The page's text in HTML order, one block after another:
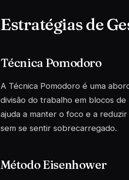
Estratégias de
Técnica Pomodoro
A Técnica Pomodoro é uma
divisão do trabalho em blocos
ajuda a manter o foco e a
sem se sentir sobrecarregado.
Método Eisenhower